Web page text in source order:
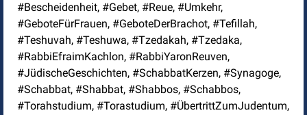
#Bescheidenheit, #Gebet, #Reue, #Umkehr,
#GeboteFürFrauen, #GeboteDerBrachot, #Tefillah,
#Teshuvah, #Teshuwa, #Tzedakah, #Tzedaka,
#RabbiEfraimKachlon, #RabbiYaronReuven,
#JüdischeGeschichten, #SchabbatKerzen, #Synagoge,
#Schabbat, #Shabbat, #Shabbos, #Schabbos,
#Torahstudium, #Torastudium, #ÜbertrittZumJudentum,